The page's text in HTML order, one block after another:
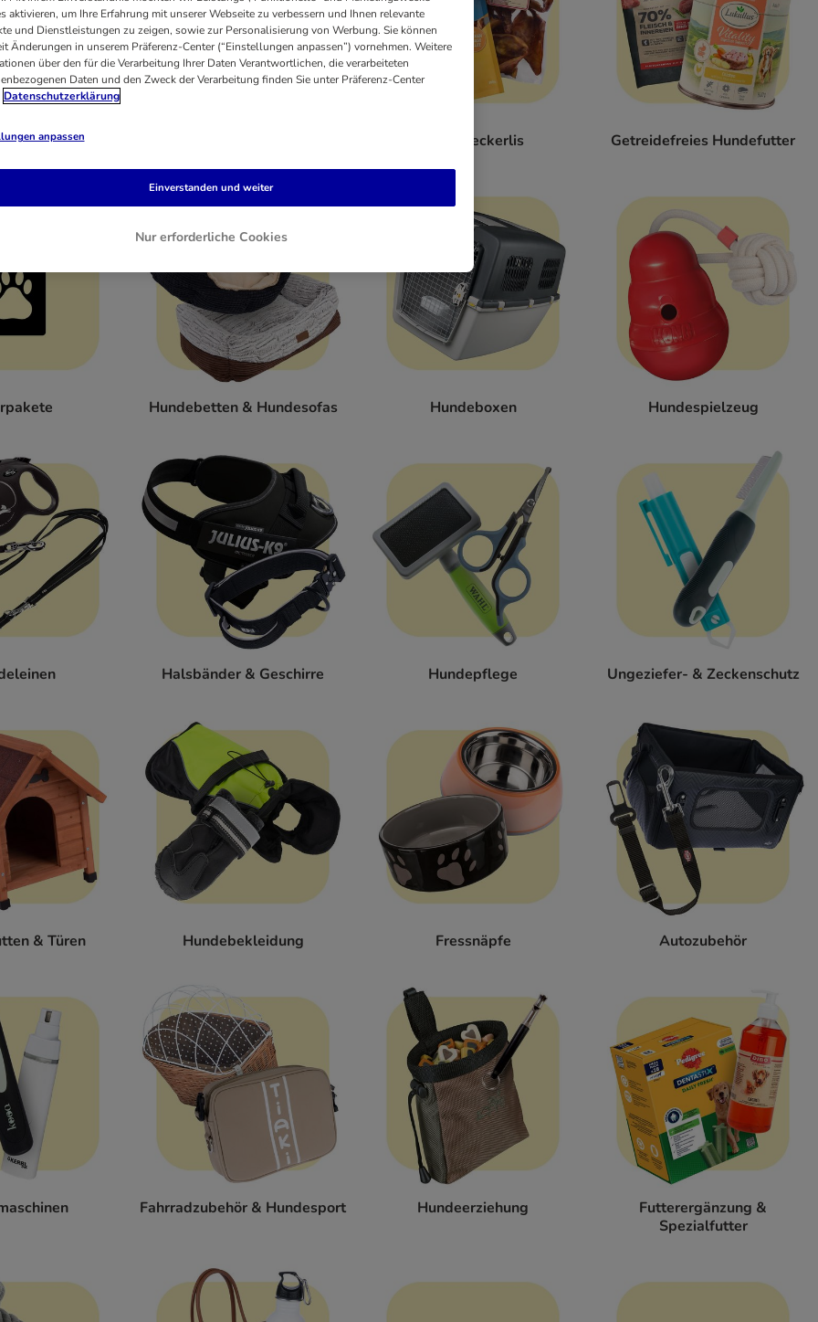
Hundeleckerlis Getreidefreies Hundefutter
Hundebetten & Hundesofas Hundeboxen Hundespielzeug
Halsbänder & Geschirre Hundepflege Ungeziefer- & Zeckenschutz
& Türen Hundebekleidung Fressnäpfe Autozubehör
Fahrradzubehör & Hundesport Hundeerziehung
Futterergänzung &
Spezialfutter
aktivieren, um Ihre Erfahrung mit unserer Webseite zu verbessern und Ihnen relevante
und Dienstleistungen zu zeigen, sowie zur Personalisierung von Werbung. Sie können
Änderungen in unserem Präferenz-Center (“Einstellungen anpassen”) vornehmen. Weitere
über den für die Verarbeitung Ihrer Daten Verantwortlichen, die verarbeiteten
Daten und den Zweck der Verarbeitung finden Sie unter Präferenz-Center
Datenschutzerklärung
anpassen
Nur erforderliche Cookies
Einverstanden und weiter